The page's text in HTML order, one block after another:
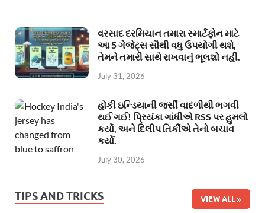
વરસાદ દરમિયાન તમારા સ્માર્ટફોન માટે
આ 5 ગેજેટ્સ સૌથી વધુ ઉપયોગી થશે,
તેમને તમારી સાથે રાખવાનું ભૂલશો નહીં.
July 31, 2026
હોકી ઇન્ડિયાની જર્સી વાદળીથી ભગવી
થઈ ગઈ! પ્રિયંકા ગાંધીએ RSS પર હુમલો
કર્યો, અને દિલીપ તિર્કીએ તેનો બચાવ
કર્યો.
July 30, 2026
TIPS AND TRICKS VIEW ALL